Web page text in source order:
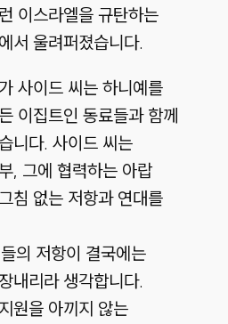
이스라엘을 규탄하는
서 울려퍼졌습니다.
사이드 씨는 하니예를
이집트인 동료들과 함께
니다. 사이드 씨는
, 그에 협력하는 아랍
침 없는 저항과 연대를
의 저항이 결국에는
내리라 생각합니다.
원을 아끼지 않는